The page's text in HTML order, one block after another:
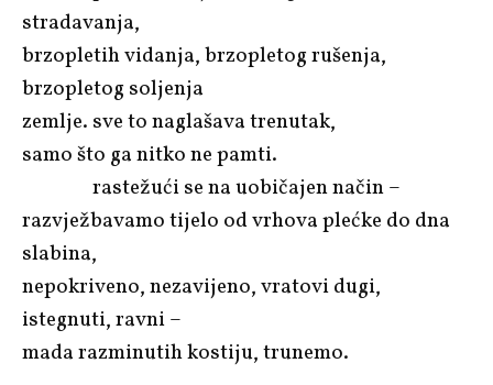
stradavanja,
brzopletih vidanja, brzopletog rušenja,
brzopletog soljenja
zemlje. sve to naglašava trenutak,
samo što ga nitko ne pamti.
rastežući se na uobičajen način –
razvježbavamo tijelo od vrhova plećke do dna
slabina,
nepokriveno, nezavijeno, vratovi dugi,
istegnuti, ravni –
mada razminutih kostiju, trunemo.